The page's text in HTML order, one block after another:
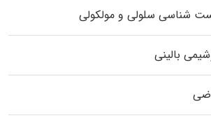
شناسی سلولی و مولکولی
بالینی